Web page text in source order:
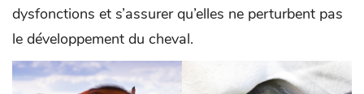
dysfonctions et s’assurer qu’elles ne perturbent pas
le développement du cheval.